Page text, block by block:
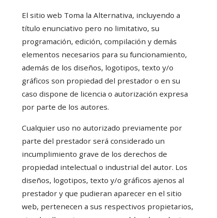
El sitio web Toma la Alternativa, incluyendo a
título enunciativo pero no limitativo, su
programación, edición, compilación y demás
elementos necesarios para su funcionamiento,
además de los diseños, logotipos, texto y/o
gráficos son propiedad del prestador o en su
caso dispone de licencia o autorización expresa
por parte de los autores.
Cualquier uso no autorizado previamente por
parte del prestador será considerado un
incumplimiento grave de los derechos de
propiedad intelectual o industrial del autor. Los
diseños, logotipos, texto y/o gráficos ajenos al
prestador y que pudieran aparecer en el sitio
web, pertenecen a sus respectivos propietarios,